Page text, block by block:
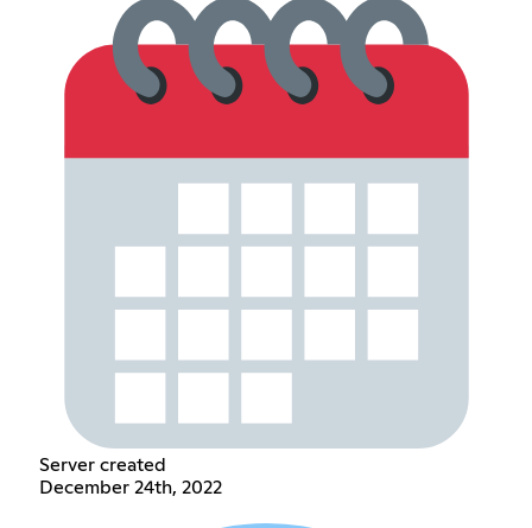
Server created
December 24th, 2022